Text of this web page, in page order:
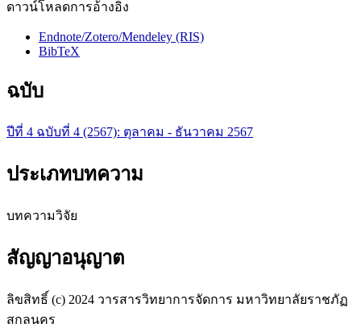
ดาวน์โหลดการอ้างอิง
Endnote/Zotero/Mendeley (RIS)
BibTeX
ฉบับ
ปีที่ 4 ฉบับที่ 4 (2567): ตุลาคม - ธันวาคม 2567
ประเภทบทความ
บทความวิจัย
สัญญาอนุญาต
ลิขสิทธิ์ (c) 2024 วารสารวิทยาการจัดการ มหาวิทยาลัยราชภัฏ
สกลนคร